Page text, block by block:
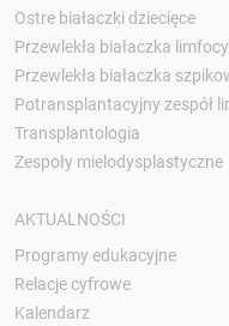
Ostre białaczki dziecięce
Przewlekła białaczka
Przewlekła białaczka
Potransplantacyjny zespół
Transplantologia
Zespoły mielodysplastyczne
AKTUALNOŚCI
Programy edukacyjne
Relacje cyfrowe
Kalendarz